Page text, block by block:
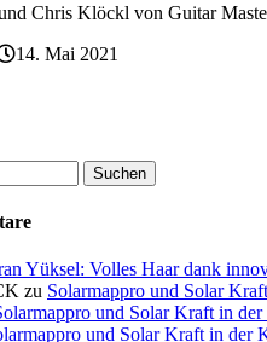
Chris Klöckl von Guitar
14. Mai 2021
Yüksel: Volles Haar dank
zu Solarmappro und Solar
und Solar Kraft in
und Solar Kraft in der